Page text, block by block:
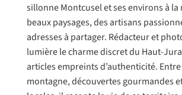
sillonne Montcusel et ses environs à
beaux paysages, des artisans
adresses à partager. Rédacteur et
lumière le charme discret du Haut-
articles empreints d’authenticité.
montagne, découvertes gourmandes